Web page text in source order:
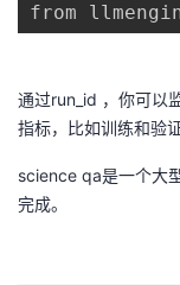
from
通过run_id ，你可以
指标，比如训练和验证
science qa是一个大
完成。